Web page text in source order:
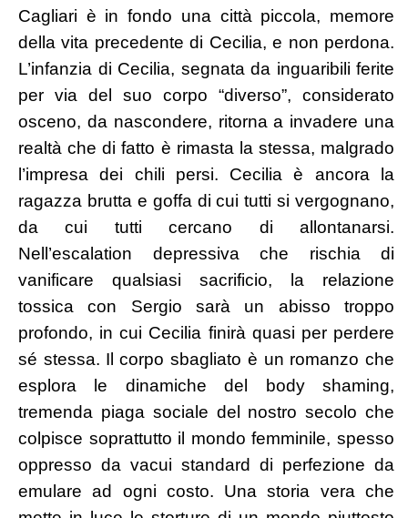
Cagliari è in fondo una città piccola, memore
della vita precedente di Cecilia, e non perdona.
L’infanzia di Cecilia, segnata da inguaribili ferite
per via del suo corpo “diverso”, considerato
osceno, da nascondere, ritorna a invadere una
realtà che di fatto è rimasta la stessa, malgrado
l’impresa dei chili persi. Cecilia è ancora la
ragazza brutta e goffa di cui tutti si vergognano,
da cui tutti cercano di allontanarsi.
Nell’escalation depressiva che rischia di
vanificare qualsiasi sacrificio, la relazione
tossica con Sergio sarà un abisso troppo
profondo, in cui Cecilia finirà quasi per perdere
sé stessa. Il corpo sbagliato è un romanzo che
esplora le dinamiche del body shaming,
tremenda piaga sociale del nostro secolo che
colpisce soprattutto il mondo femminile, spesso
oppresso da vacui standard di perfezione da
emulare ad ogni costo. Una storia vera che